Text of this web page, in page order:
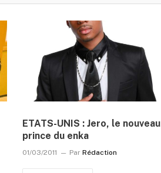
ETATS-UNIS : Jero, le nouveau
prince du enka
01/03/2011 Par Rédaction